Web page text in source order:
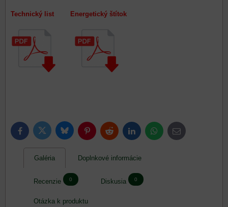
Technický list Energetický štítok
FacebookTwitter BlueskyPinterestReddit LinkedInWhatsApp
E-
mail
Galéria Doplnkové informácie
Recenzie 0 Diskusia 0
Otázka k produktu